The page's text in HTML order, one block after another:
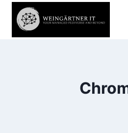
Inhalt
springen